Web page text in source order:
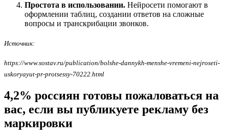
Простота в использовании. Нейросети помогают в
оформлении таблиц, создании ответов на сложные
вопросы и транскрибации звонков.
Источник:
https://www.sostav.ru/publication/bolshe-dannykh-menshe-vremeni-nejroseti-
uskoryayut-pr-protsessy-70222.html
4,2% россиян готовы пожаловаться на
вас, если вы публикуете рекламу без
маркировки